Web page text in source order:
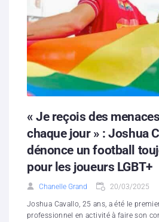
Contacts
Hébergement solidaire
« Je reçois des
chaque jour » : Joshua
dénonce un football
pour les joueurs LGBT+
Chanelle Grand 20/03/2025
Joshua Cavallo, 25 ans, a été le
professionnel en activité à faire son